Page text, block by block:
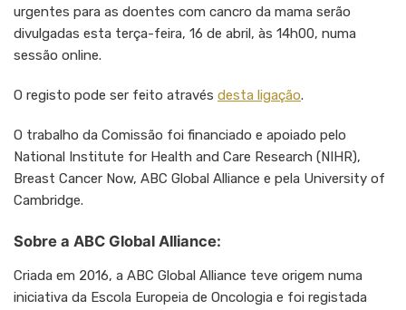
urgentes para as doentes com cancro da mama serão
divulgadas esta terça-feira, 16 de abril, às 14h00, numa
sessão online.
O registo pode ser feito através desta ligação.
O trabalho da Comissão foi financiado e apoiado pelo
National Institute for Health and Care Research (NIHR),
Breast Cancer Now, ABC Global Alliance e pela University of
Cambridge.
Sobre a ABC Global Alliance:
Criada em 2016, a ABC Global Alliance teve origem numa
iniciativa da Escola Europeia de Oncologia e foi registada